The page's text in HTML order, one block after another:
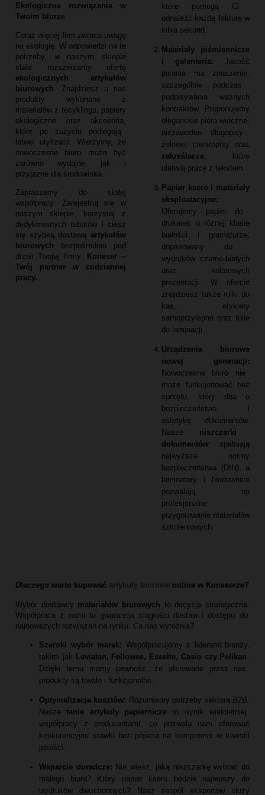
Ekologiczne rozwiązania w
Twoim biurze
Coraz więcej firm zwraca uwagę
na ekologię. W odpowiedzi na te
potrzeby,
w naszym sklepie
stale rozszerzamy ofertę
ekologicznych artykułów
biurowych
Znajdziesz u nas
produkty wykonane z
materiałów z recyklingu,
papiery
ekologiczne oraz akcesoria,
które po zużyciu podlegają
łatwej utylizacji.
Wierzymy,
że
nowoczesne biuro może być
zarówno wydajne,
jak i
przyjazne dla środowiska.
Zapraszamy do stałej
współpracy.
Zarejestruj się w
naszym sklepie,
korzystaj z
dedykowanych rabatów i ciesz
się szybką dostawą artykułów
biurowych bezpośrednio pod
drzwi Twojej firmy.
Koneser –
Twój partner w codziennej
pracy.
które pomogą Ci
odnaleźć każdą fakturę w
kilka sekund.
Materiały piśmiennicze
i galanteria: Jakość
pisania ma znaczenie,
szczególnie podczas
podpisywania ważnych
kontraktów.
Proponujemy
eleganckie pióra wieczne,
niezawodne długopisy
żelowe,
cienkopisy oraz
zakreślacze
które
ułatwią pracę z tekstem.
Papier ksero i materiały
eksploatacyjne:
Oferujemy papier do
drukarek o różnej klasie
białości i gramaturze,
dopasowany do
wydruków czarno-białych
oraz kolorowych
prezentacji.
W ofercie
znajdziesz także rolki do
kas,
etykiety
samoprzylepne oraz folie
do laminacji.
Urządzenia biurowe
nowej generacji:
Nowoczesne biuro nie
może funkcjonować bez
sprzętu,
który dba o
bezpieczeństwo i
estetykę dokumentów.
Nasze niszczarki
dokumentów spełniają
najwyższe normy
bezpieczeństwa (DIN),
a
laminatory i bindownice
pozwalają na
profesjonalne
przygotowanie materiałów
szkoleniowych.
Dlaczego warto kupować artykuły biurowe online w Koneserze?
Wybór dostawcy materiałów biurowych to decyzja strategiczna.
Współpraca z nami to gwarancja ciągłości dostaw i dostępu do
najnowszych rozwiązań na rynku.
Co nas wyróżnia?
Szeroki wybór marek: Współpracujemy z liderami branży,
takimi jak Leviatan, Fellowes, Esselte, Casio czy Pelikan
Dzięki temu mamy pewność,
że oferowane przez nas
produkty są trwałe i funkcjonalne.
Optymalizacja kosztów: Rozumiemy potrzeby sektora B2B.
Naszetanie artykuły papierniczeto wynik wieloletniej
współpracy z producentami,
co pozwala nam oferować
konkurencyjne stawki bez pójścia na kompromis w kwestii
jakości.
Wsparcie doradcze: Nie wiesz,
jaką niszczarkę wybrać do
małego biura?Który papier ksero będzie najlepszy do
wydruków dwustronnych?Nasz zespół ekspertów służy